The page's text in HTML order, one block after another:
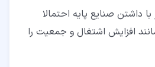
داشتن صنایع پایه احتمالا
افزایش اشتغال و جمعیت را